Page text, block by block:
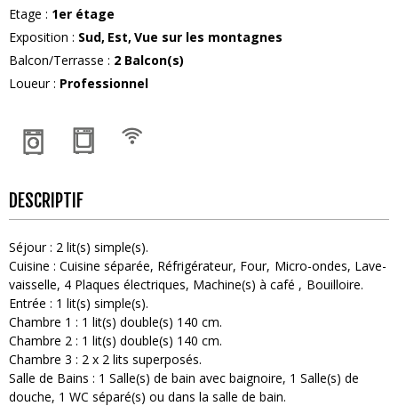
Etage : 1er étage
Exposition : Sud Est Vue sur les montagnes
Balcon/Terrasse : 2 Balcon(s)
Loueur: Professionnel
DESCRIPTIF
Séjour: 2 lit(s) simple(s)
Cuisine : Cuisine séparée Réfrigérateur Four Micro-ondes Lave-
vaisselle 4 Plaques électriques Machine(s) à café
Bouilloire
Entrée : 1 lit(s) simple(s)
Chambre 1 : 1 lit(s) double(s) 140 cm
Chambre 2 : 1 lit(s) double(s) 140 cm
Chambre 3 : 2 x 2 lits superposés
Salle de Bains : 1 Salle(s) de bain avec baignoire 1 Salle(s) de
douche 1 WC séparé(s) ou dans la salle de bain